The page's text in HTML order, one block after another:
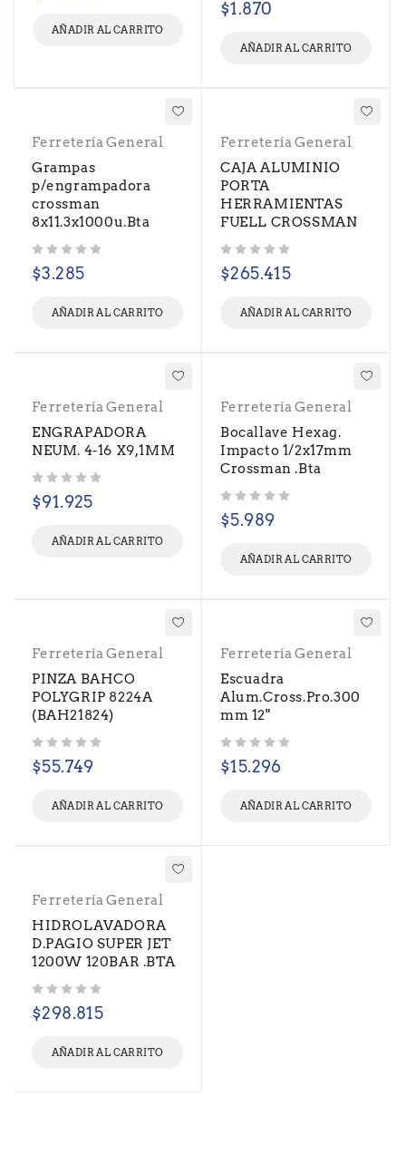
AÑADIR AL CARRITO
$1.870
AÑADIR AL CARRITO
Ferretería General
Grampas
p/engrampadora
crossman
8x11.3x1000u.Bta
$3.285
AÑADIR AL CARRITO
Ferretería General
CAJA ALUMINIO
PORTA
HERRAMIENTAS
FUELL CROSSMAN
$265.415
AÑADIR AL CARRITO
Ferretería General
ENGRAPADORA
NEUM. 4-16 X9,1MM
$91.925
AÑADIR AL CARRITO
Ferretería General
Bocallave Hexag.
Impacto 1/2x17mm
Crossman .Bta
$5.989
AÑADIR AL CARRITO
Ferretería General
PINZA BAHCO
POLYGRIP 8224A
(BAH21824)
$55.749
AÑADIR AL CARRITO
Ferretería General
Escuadra
Alum.Cross.Pro.300
mm 12"
$15.296
AÑADIR AL CARRITO
Ferretería General
HIDROLAVADORA
D.PAGIO SUPER JET
1200W 120BAR .BTA
$298.815
AÑADIR AL CARRITO